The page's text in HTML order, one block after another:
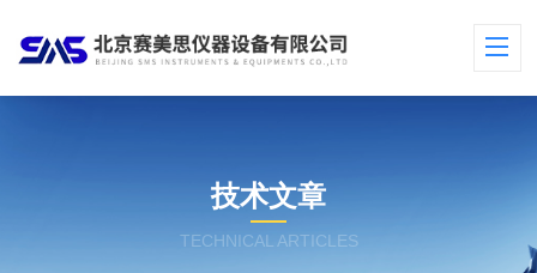
技术文章
TECHNICAL ARTICLES